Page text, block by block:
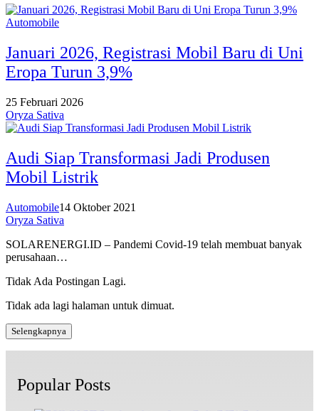
Automobile
Januari 2026, Registrasi Mobil Baru di Uni
Eropa Turun 3,9%
25 Februari 2026
Oryza Sativa
Audi Siap Transformasi Jadi Produsen
Mobil Listrik
Automobile14 Oktober 2021
Oryza Sativa
SOLARENERGI.ID – Pandemi Covid-19 telah membuat banyak
perusahaan…
Tidak Ada Postingan Lagi.
Tidak ada lagi halaman untuk dimuat.
Selengkapnya
Popular Posts